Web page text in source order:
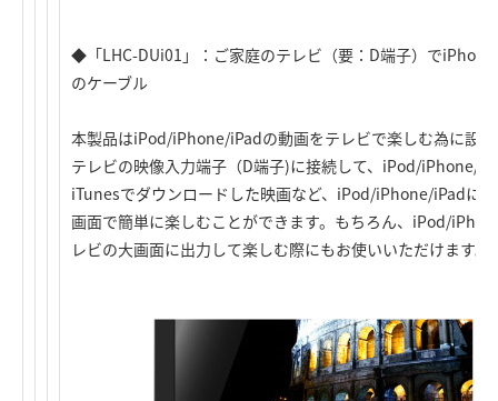
◆「LHC-DUi01」：ご家庭のテレビ（要：D端子）で
のケーブル
本製品はiPod/iPhone/iPadの動画をテレビで楽しむ為に設
テレビの映像入力端子（D端子)に接続して、iPod/iPhone/
iTunesでダウンロードした映画など、iPod/iPhone/iPadに
画面で簡単に楽しむことができます。もちろん、iPod/
レビの大画面に出力して楽しむ際にもお使いいただけます。